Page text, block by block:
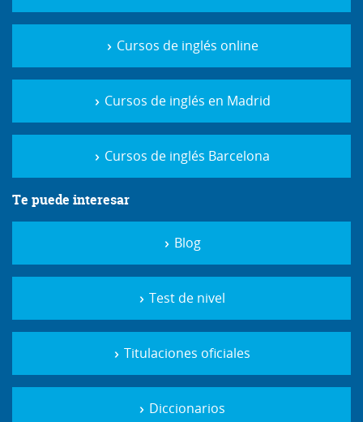
Cursos de inglés online
Cursos de inglés en Madrid
Cursos de inglés Barcelona
Te puede interesar
Blog
Test de nivel
Titulaciones oficiales
Diccionarios